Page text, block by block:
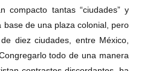
compacto tantas “ciudades” y
base de una plaza colonial, pero
diez ciudades, entre México,
todo de una manera